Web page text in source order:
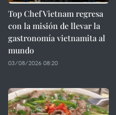
Top Chef Vietnam regresa
con la misión de llevar la
gastronomía vietnamita al
mundo
03/08/2026 08:20